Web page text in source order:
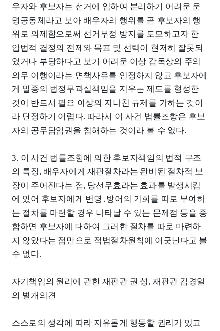
우자와 후보자는 선거에 임하여 분리하기 어려운 운
명공동체라고 보아 배우자의 행위를 곧 후보자의 행
위로 의제함으로써 선거부정 방지를 도모하고자 한
입법적 결정의 전제와 목표 및 선택이 현저히 잘못되
었거나 부당하다고 보기 어려운 이상 감독상의 주의
의무 이행이라는 면책사유를 인정하지 않고 후보자에
게 일종의 법정무과실책임을 지우는 제도를 형성한
것이 반드시 필요 이상의 지나친 규제를 가하는 것이
라 단정하기 어렵다. 따라서 이 사건 법률조항은 후보
자의 공무담임권을 침해하는 것이라 볼 수 없다.
3. 이 사건 법률조항에 의한 후보자책임의 법적 구조
의 특징, 배우자에게 재판절차라는 완비된 절차적 보
장이 주어진다는 점, 당선무효라는 효과를 발생시킴
에 있어 후보자에게 변명․방어의 기회를 따로 부여하
는 절차를 마련할 경우 나타날 수 있는 문제점 등을 종
합하면 후보자에 대하여 그러한 절차를 따로 마련하
지 않았다는 점만으로 적법절차원칙에 어긋난다고 볼
수 없다.
자기책임의 원리에 관한 재판관 권 성, 재판관 김경일
의 별개의견
스스로의 생각에 따라 자유롭게 행동할 권리가 있고